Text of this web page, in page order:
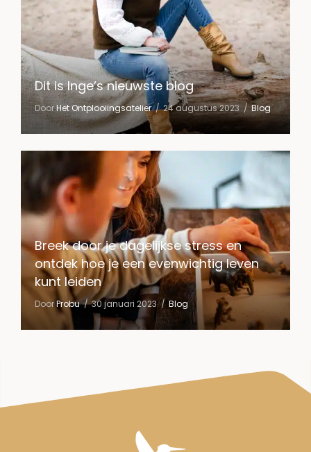
Dit is Inge’s nieuwste blog
DoorHet Ontplooiingsatelier 24 augustus 2023 Blog
Breek door je dagelijkse stress en
ontdek hoe je een evenwichtig leven
kunt leiden
DoorProbu 30 januari 2023 Blog